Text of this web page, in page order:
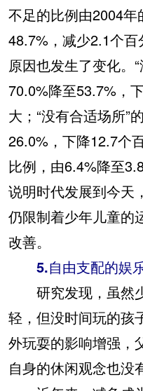
不足的比例由2004
48.7%，减少2.1个
原因也发生了变化。
70.0%降至53.7%，
大；“没有合适场所”
26.0%，下降12.7个
比例，由6.4%降至
说明时代发展到今天
仍限制着少年儿童的
改善。
5.自由支配的娱
研究发现，虽然
轻，但没时间玩的孩
外玩耍的影响增强，
自身的休闲观念也没